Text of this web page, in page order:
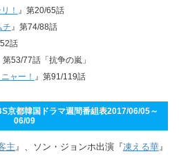
！ 』第20/65話
チ』第74/88話
話
第53/77話「抗争の嵐」
ャー！ 』第91/119話
京都韓国ドラマ週間番組表2017/06/05～
06/09
主』、ソン・ジョンホ出演『凍える華』